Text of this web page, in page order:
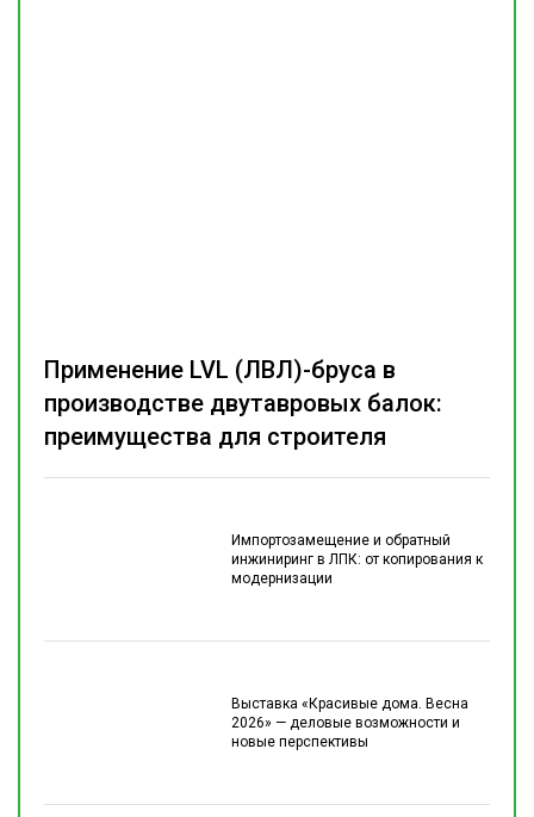
Импортозамещение и обратный
инжиниринг в ЛПК: от копирования к
модернизации
Выставка «Красивые дома. Весна
2026» — деловые возможности и
новые перспективы
Применение LVL (ЛВЛ)-бруса в
производстве двутавровых балок:
преимущества для строителя